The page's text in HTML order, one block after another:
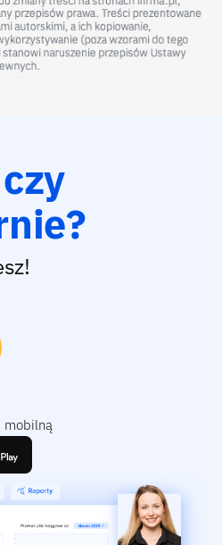
mobilną